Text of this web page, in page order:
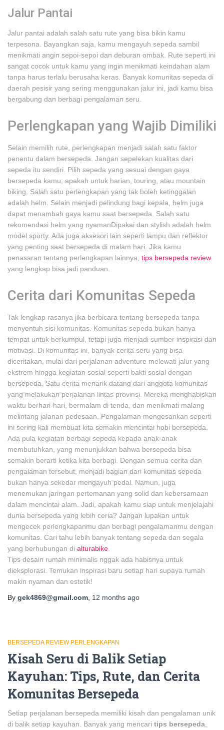
Jalur Pantai
Jalur pantai adalah salah satu rute yang bisa bikin kamu
terpesona. Bayangkan saja, kamu mengayuh sepeda sambil
menikmati angin sepoi-sepoi dan deburan ombak. Rute seperti ini
sangat cocok untuk kamu yang ingin menikmati keindahan alam
tanpa harus terlalu berusaha keras. Banyak komunitas sepeda di
daerah pesisir yang sering menggunakan jalur ini, jadi kamu bisa
bergabung dan berbagi pengalaman seru.
Perlengkapan yang Wajib Dimiliki
Selain memilih rute, perlengkapan menjadi salah satu faktor
penentu dalam bersepeda. Jangan sepelekan kualitas dari
sepeda itu sendiri. Pilih sepeda yang sesuai dengan gaya
bersepeda kamu; apakah untuk harian, touring, atau mountain
biking. Salah satu perlengkapan yang tak boleh ketinggalan
adalah helm. Selain menjadi pelindung bagi kepala, helm juga
dapat menambah gaya kamu saat bersepeda. Salah satu
rekomendasi helm yang nyamanDipakai dan stylish adalah helm
model sporty. Ada juga aksesori lain seperti lampu dan reflektor
yang penting saat bersepeda di malam hari. Jika kamu
penasaran tentang perlengkapan lainnya, tips bersepeda review
yang lengkap bisa jadi panduan.
Cerita dari Komunitas Sepeda
Tak lengkap rasanya jika berbicara tentang bersepeda tanpa
menyentuh sisi komunitas. Komunitas sepeda bukan hanya
tempat untuk berkumpul, tetapi juga menjadi sumber inspirasi dan
motivasi. Di komunitas ini, banyak cerita seru yang bisa
diceritakan, mulai dari perjalanan adventure melewati jalur yang
ekstrem hingga kegiatan sosial seperti bakti sosial dengan
bersepeda. Satu cerita menarik datang dari anggota komunitas
yang melakukan perjalanan lintas provinsi. Mereka menghabiskan
waktu berhari-hari, bermalam di tenda, dan menikmati malang
melintang jalanan pedesaan. Pengalaman mengesankan seperti
ini sering kali membuat kita semakin mencintai hobi bersepeda.
Ada pula kegiatan berbagi sepeda kepada anak-anak
membutuhkan, yang menunjukkan bahwa bersepeda bisa
semakin berarti ketika kita berbagi. Dengan semua cerita dan
pengalaman tersebut, menjadi bagian dari komunitas sepeda
bukan hanya sekedar mengayuh pedal. Namun, juga
menemukan jaringan pertemanan yang solid dan kebersamaan
dalam mencintai alam. Jadi, apakah kamu siap untuk menjelajahi
dunia bersepeda yang lebih ceria? Jangan lupakan untuk
mengecek perlengkapanmu dan berbagi pengalamanmu dengan
komunitas. Cari tahu lebih banyak tentang sepeda dan segala
yang berhubungan di alturabike
Tips desain rumah minimalis nggak ada habisnya untuk
dieksplorasi. Temukan inspirasi baru setiap hari supaya rumah
makin nyaman dan estetik!
By gek4869@gmail.com 12 months ago
BERSEPEDA REVIEW PERLENGKAPAN
Kisah Seru di Balik Setiap
Kayuhan: Tips, Rute, dan Cerita
Komunitas Bersepeda
Setiap perjalanan bersepeda memiliki kisah dan pengalaman unik
di balik setiap kayuhan. Banyak yang mencari tips bersepeda